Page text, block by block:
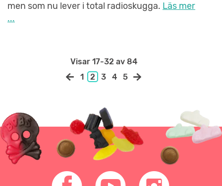
men som nu lever i total radioskugga. Läs mer
...
Visar 17-32 av 84
1
2 3 4 5